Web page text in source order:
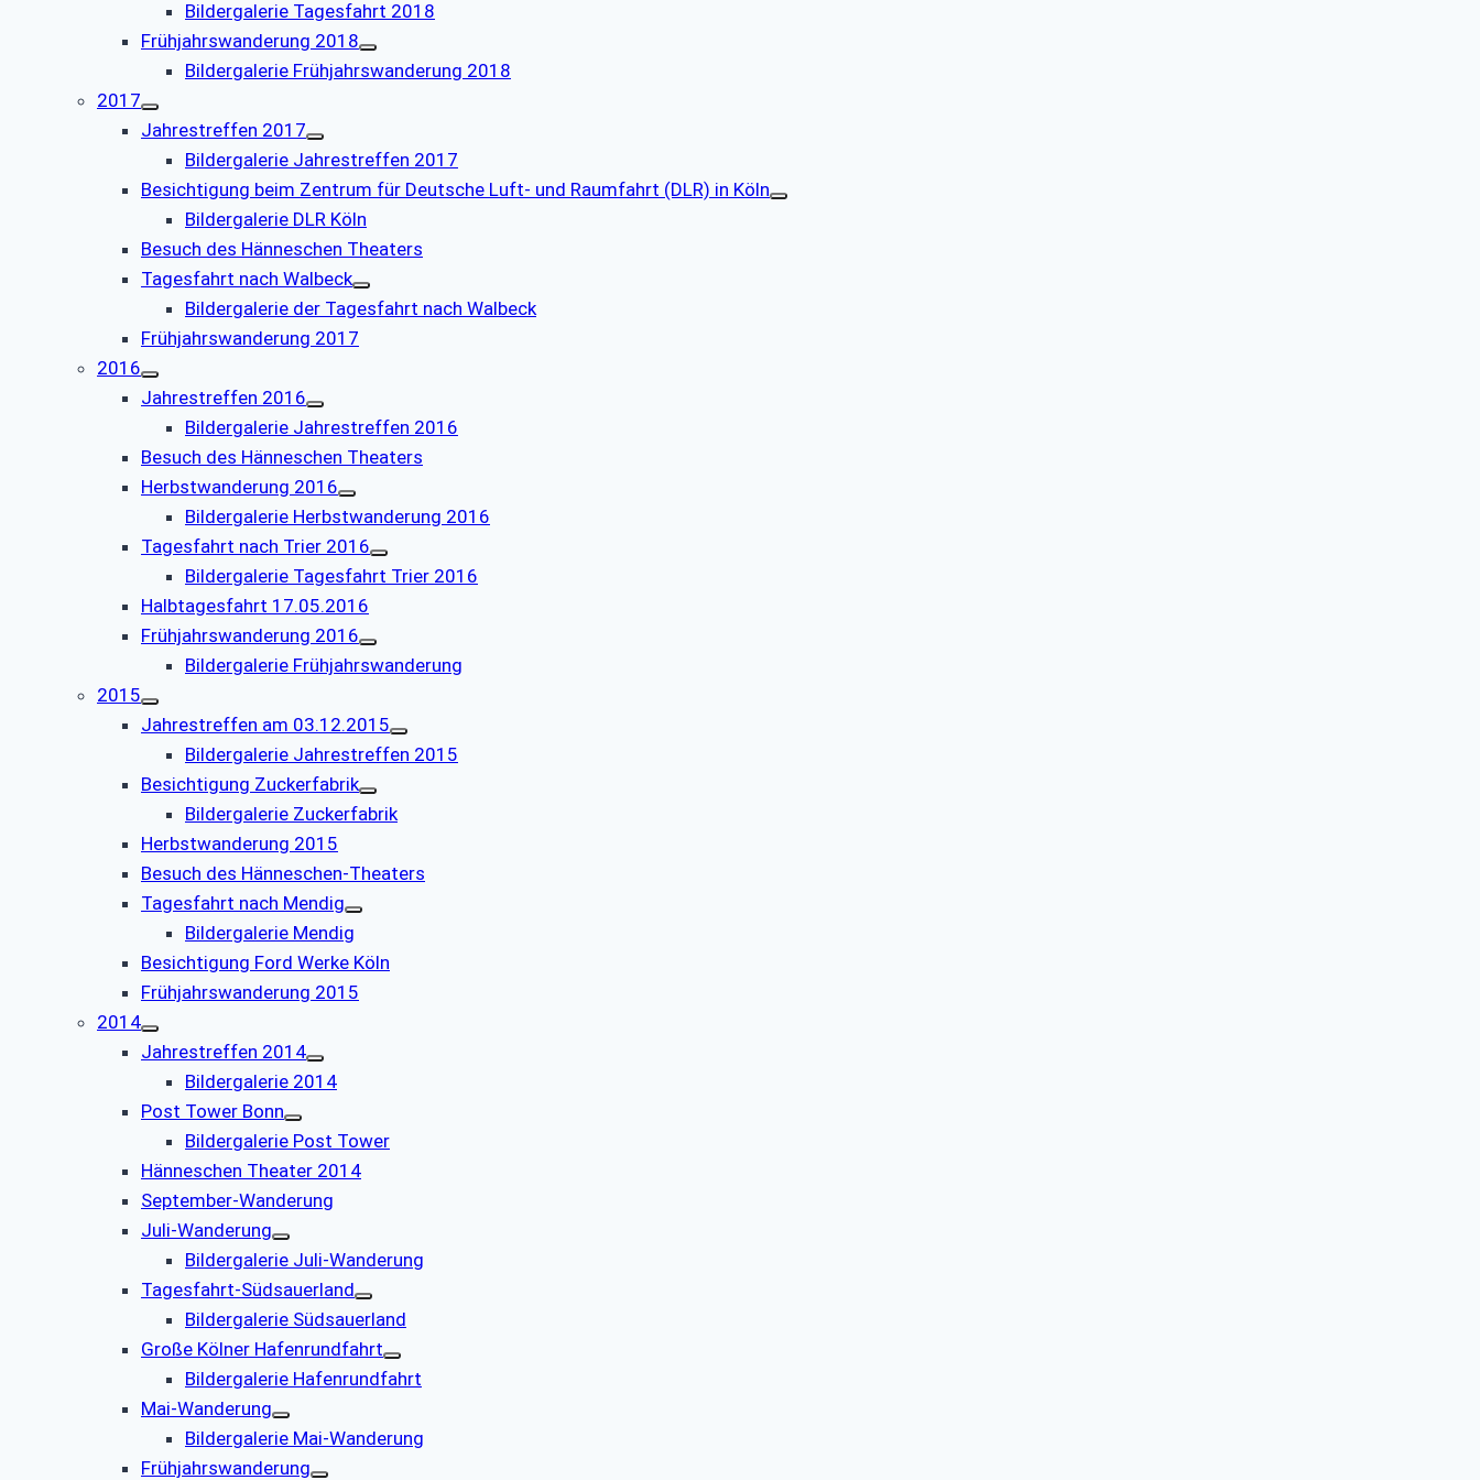
Bildergalerie Tagesfahrt 2018
Frühjahrswanderung 2018
Bildergalerie Frühjahrswanderung 2018
2017
Jahrestreffen 2017
Bildergalerie Jahrestreffen 2017
Besichtigung beim Zentrum für Deutsche Luft- und Raumfahrt (DLR) in Köln
Bildergalerie DLR Köln
Besuch des Hänneschen Theaters
Tagesfahrt nach Walbeck
Bildergalerie der Tagesfahrt nach Walbeck
Frühjahrswanderung 2017
2016
Jahrestreffen 2016
Bildergalerie Jahrestreffen 2016
Besuch des Hänneschen Theaters
Herbstwanderung 2016
Bildergalerie Herbstwanderung 2016
Tagesfahrt nach Trier 2016
Bildergalerie Tagesfahrt Trier 2016
Halbtagesfahrt 17.05.2016
Frühjahrswanderung 2016
Bildergalerie Frühjahrswanderung
2015
Jahrestreffen am 03.12.2015
Bildergalerie Jahrestreffen 2015
Besichtigung Zuckerfabrik
Bildergalerie Zuckerfabrik
Herbstwanderung 2015
Besuch des Hänneschen-Theaters
Tagesfahrt nach Mendig
Bildergalerie Mendig
Besichtigung Ford Werke Köln
Frühjahrswanderung 2015
2014
Jahrestreffen 2014
Bildergalerie 2014
Post Tower Bonn
Bildergalerie Post Tower
Hänneschen Theater 2014
September-Wanderung
Juli-Wanderung
Bildergalerie Juli-Wanderung
Tagesfahrt-Südsauerland
Bildergalerie Südsauerland
Große Kölner Hafenrundfahrt
Bildergalerie Hafenrundfahrt
Mai-Wanderung
Bildergalerie Mai-Wanderung
Frühjahrswanderung